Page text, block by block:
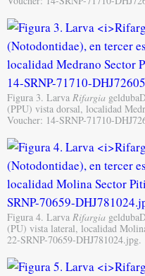
Figura 3. Larva Rifargia
(PPU) vista dorsal, localidad
Voucher: 14-SRNP-71710-
Figura 4. Larva Rifargia
(PU) vista lateral, localidad
22-SRNP-70659-DHJ781024.jpg.